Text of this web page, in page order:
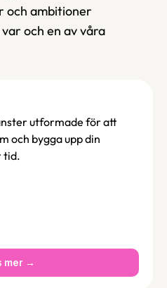
och ambitioner
och en av våra
utformade för att
och bygga upp din
tid.
mer →